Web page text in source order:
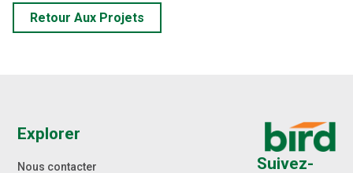
d'entraînement, un entraîneur d'armes légères, un
entrepôt d'armes et des espaces de soutien
Retour Aux Projets
Explorer
Nous contacter Suivez-